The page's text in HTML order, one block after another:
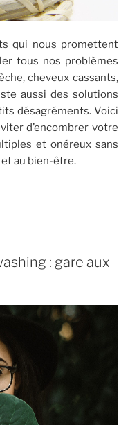
qui nous promettent
tous nos problèmes
cheveux cassants,
aussi des solutions
désagréments. Voici
d’encombrer votre
et onéreux sans
au bien-être.
: gare aux